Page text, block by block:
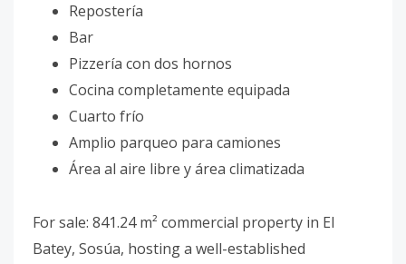
Repostería
Bar
Pizzería con dos hornos
Cocina completamente equipada
Cuarto frío
Amplio parqueo para camiones
Área al aire libre y área climatizada
For sale: 841.24 m² commercial property in El
Batey, Sosúa, hosting a well-established